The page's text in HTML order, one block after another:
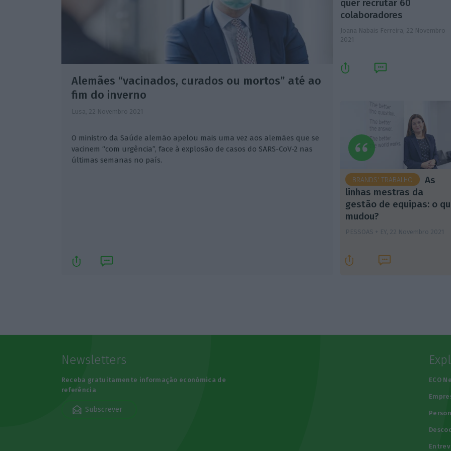
Alemães “vacinados, curados ou mortos” até ao
fim do inverno
Lusa, 22 Novembro 2021
O ministro da Saúde alemão apelou mais uma vez aos alemães que se
vacinem “com urgência”, face à explosão de casos do SARS-CoV-2 nas
últimas semanas no país.
quer recrutar 60
colaboradores
Joana Nabais Ferreira,
22 Novembro
2021
BRANDS' TRABALHO
As
linhas mestras da
gestão de equipas: o
mudou?
PESSOAS + EY, 22 Novembro 2021
Newsletters
Receba gratuitamente informação económica de
referência
Subscrever
ECO